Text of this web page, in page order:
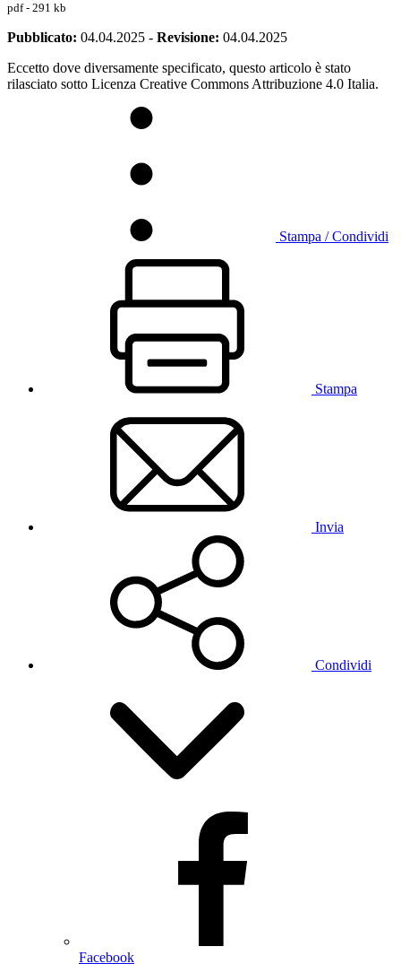
pdf - 291 kb
Pubblicato: 04.04.2025 - Revisione: 04.04.2025
Eccetto dove diversamente specificato, questo articolo è stato
rilasciato sotto Licenza Creative Commons Attribuzione 4.0 Italia.
Stampa / Condividi
Stampa
Invia
Condividi
Facebook